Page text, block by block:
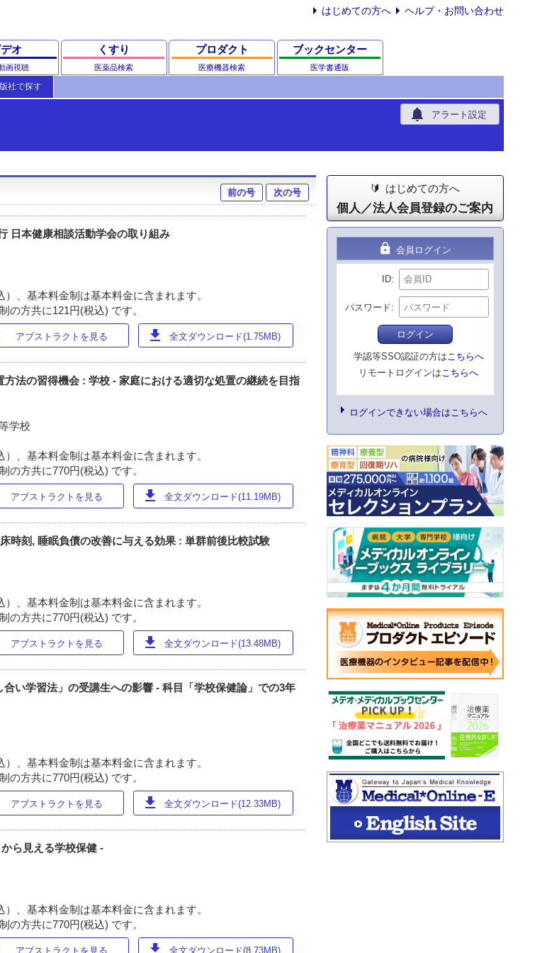
はじめての方へ ヘルプ・お問い合わせ
オ
画視聴
くすり
医薬品検索
プロダクト
医療機器検索
ブックセンター
医学書通販
社で探す
notifications アラート設定
前の号 次の号
日本健康相談活動学会の取り組み
、基本料金制は基本料金に含まれます。
の方共に121円(税込) です。
アブストラクトを見る download 全文ダウンロード(1.75MB)
法の習得機会 : 学校 - 家庭における適切な処置の継続を目指
学校
、基本料金制は基本料金に含まれます。
の方共に770円(税込) です。
アブストラクトを見る download 全文ダウンロード(11.19MB)
時刻, 睡眠負債の改善に与える効果 : 単群前後比較試験
、基本料金制は基本料金に含まれます。
の方共に770円(税込) です。
アブストラクトを見る download 全文ダウンロード(13.48MB)
い学習法」の受講生への影響 - 科目「学校保健論」での3年
、基本料金制は基本料金に含まれます。
の方共に770円(税込) です。
アブストラクトを見る download 全文ダウンロード(12.33MB)
ら見える学校保健 -
、基本料金制は基本料金に含まれます。
の方共に770円(税込) です。
アブストラクトを見る 全文ダウンロード(8.73MB)
はじめての方へ
個人／法人会員登録のご案内
lock 会員ログイン
ID
パスワード
ログイン
学認等SSO認証の方はこちらへ
リモートログインはこちらへ
ログインできない場合はこちらへ